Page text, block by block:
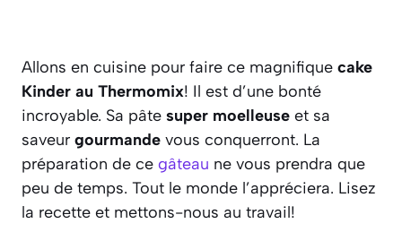
Allons en cuisine pour faire ce magnifique cake
Kinder au Thermomix! Il est d’une bonté
incroyable. Sa pâte super moelleuse et sa
saveur gourmande vous conquerront. La
préparation de ce gâteau ne vous prendra que
peu de temps. Tout le monde l’appréciera. Lisez
la recette et mettons-nous au travail!